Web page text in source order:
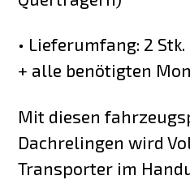
• Lieferumfang: 2
+ alle benötigten
Mit diesen
Dachrelingen wird
Transporter im